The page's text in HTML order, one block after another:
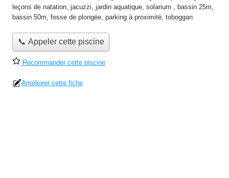
leçons de natation, jacuzzi, jardin aquatique, solarium , bassin 25m,
bassin 50m, fosse de plongée, parking à proximité, toboggan
📞 Appeler cette piscine
Recommander cette piscine
Améliorer cette fiche